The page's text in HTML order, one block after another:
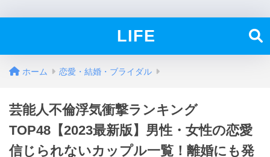
LIFE
ホーム 恋愛・結婚・ブライダル
芸能人不倫浮気衝撃ランキング
TOP48【2023最新版】男性・女性の恋愛
信じられないカップル一覧！離婚にも発